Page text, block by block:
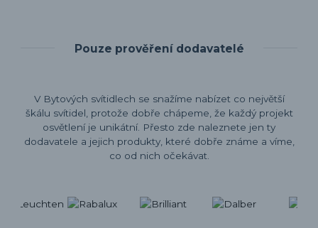
Pouze prověření dodavatelé
V Bytových svítidlech se snažíme nabízet co největší
škálu svítidel, protože dobře chápeme, že každý projekt
osvětlení je unikátní. Přesto zde naleznete jen ty
dodavatele a jejich produkty, které dobře známe a víme,
co od nich očekávat.